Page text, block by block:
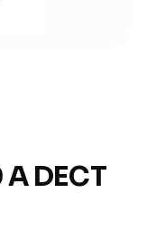
DECT